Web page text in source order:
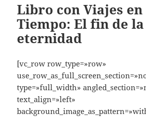
Libro con Viajes en
Tiempo: El fin de la
eternidad
[vc_row row_type=»row»
type=»full_width»
text_align=»left»